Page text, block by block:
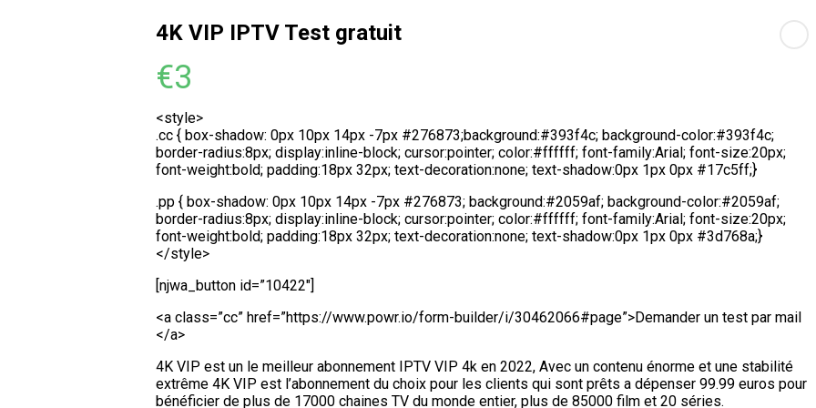
4K VIP IPTV Test gratuit
€3
<style>
.cc { box-shadow: 0px 10px 14px -7px #276873;background:#393f4c; background-color:#393f4c;
border-radius:8px; display:inline-block; cursor:pointer; color:#ffffff; font-family:Arial; font-size:20px;
font-weight:bold; padding:18px 32px; text-decoration:none; text-shadow:0px 1px 0px #17c5ff;}
.pp { box-shadow: 0px 10px 14px -7px #276873; background:#2059af; background-color:#2059af;
border-radius:8px; display:inline-block; cursor:pointer; color:#ffffff; font-family:Arial; font-size:20px;
font-weight:bold; padding:18px 32px; text-decoration:none; text-shadow:0px 1px 0px #3d768a;}
</style>
[njwa_button id=”10422″]
<a class=”cc” href=”https://www.powr.io/form-builder/i/30462066#page”>Demander un test par mail
</a>
4K VIP est un le meilleur abonnement IPTV VIP 4k en 2022, Avec un contenu énorme et une stabilité
extrême 4K VIP est l’abonnement du choix pour les clients qui sont prêts a dépenser 99.99 euros pour
bénéficier de plus de 17000 chaines TV du monde entier, plus de 85000 film et 20 séries.